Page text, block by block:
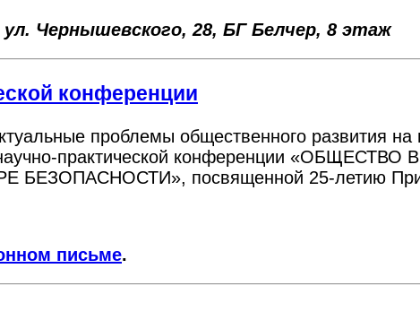
л. Чернышевского, 28, БГ Белчер, 8 этаж
конференции
проблемы общественного развития
научно-практической конференции
посвященной 25-летию
письме.